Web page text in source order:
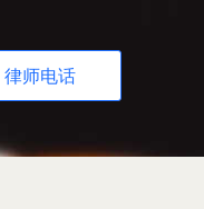
律师电话